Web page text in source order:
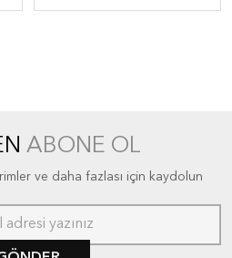
ABONE OL
ve daha fazlası için kaydolun